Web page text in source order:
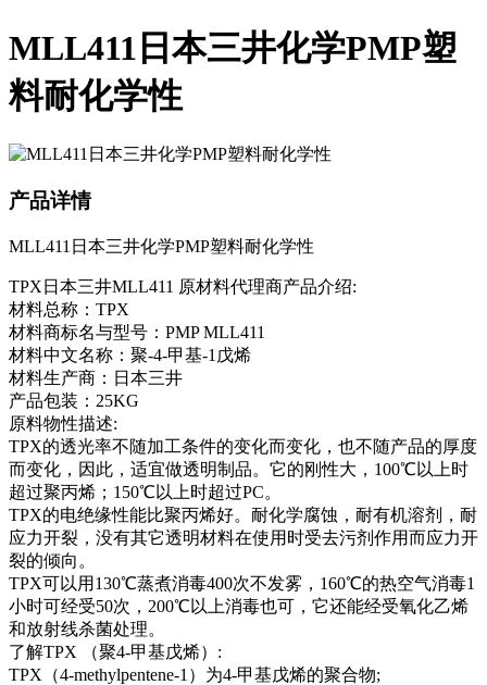
MLL411日本三井化学PMP塑
料耐化学性
产品详情
MLL411日本三井化学PMP塑料耐化学性
TPX日本三井MLL411 原材料代理商产品介绍:
材料总称：TPX
材料商标名与型号：PMP MLL411
材料中文名称：聚-4-甲基-1戊烯
材料生产商：日本三井
产品包装：25KG
原料物性描述:
TPX的透光率不随加工条件的变化而变化，也不随产品的厚度
而变化，因此，适宜做透明制品。它的刚性大，100℃以上时
超过聚丙烯；150℃以上时超过PC。
TPX的电绝缘性能比聚丙烯好。耐化学腐蚀，耐有机溶剂，耐
应力开裂，没有其它透明材料在使用时受去污剂作用而应力开
裂的倾向。
TPX可以用130℃蒸煮消毒400次不发雾，160℃的热空气消毒1
小时可经受50次，200℃以上消毒也可，它还能经受氧化乙烯
和放射线杀菌处理。
了解TPX （聚4-甲基戊烯）:
TPX（4-methylpentene-1）为4-甲基戊烯的聚合物;